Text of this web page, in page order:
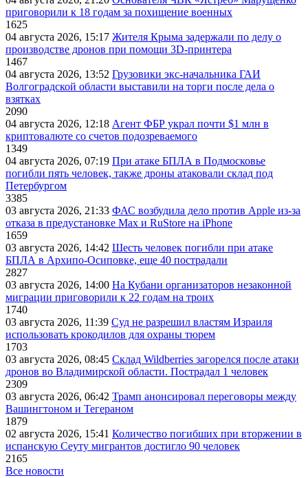
приговорили к 18 годам за похищение военных
1625
04 августа 2026, 15:17 Жителя Крыма задержали по делу о
производстве дронов при помощи 3D‑принтера
1467
04 августа 2026, 13:52 Грузовики экс-начальника ГАИ
Волгоградской области выставили на торги после дела о
взятках
2090
04 августа 2026, 12:18 Агент ФБР украл почти $1 млн в
криптовалюте со счетов подозреваемого
1349
04 августа 2026, 07:19 При атаке БПЛА в Подмосковье
погибли пять человек, также дроны атаковали склад под
Петербургом
3385
03 августа 2026, 21:33 ФАС возбудила дело против Apple из-за
отказа в предустановке Max и RuStore на iPhone
1659
03 августа 2026, 14:42 Шесть человек погибли при атаке
БПЛА в Архипо-Осиповке, еще 40 пострадали
2827
03 августа 2026, 14:00 На Кубани организаторов незаконной
миграции приговорили к 22 годам на троих
1740
03 августа 2026, 11:39 Суд не разрешил властям Израиля
использовать крокодилов для охраны тюрем
1703
03 августа 2026, 08:45 Склад Wildberries загорелся после атаки
дронов во Владимирской области. Пострадал 1 человек
2309
03 августа 2026, 06:42 Трамп анонсировал переговоры между
Вашингтоном и Тегераном
1879
02 августа 2026, 15:41 Количество погибших при вторжении в
испанскую Сеуту мигрантов достигло 90 человек
2165
Все новости